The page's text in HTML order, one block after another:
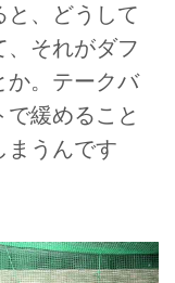
と、どうして
、それがダフ
か。テークバ
緩めること
まうんです